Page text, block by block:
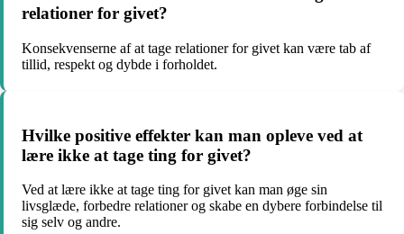
relationer for givet?
Konsekvenserne af at tage relationer for givet kan være tab af
tillid, respekt og dybde i forholdet.
Hvilke positive effekter kan man opleve ved at
lære ikke at tage ting for givet?
Ved at lære ikke at tage ting for givet kan man øge sin
livsglæde, forbedre relationer og skabe en dybere forbindelse til
sig selv og andre.